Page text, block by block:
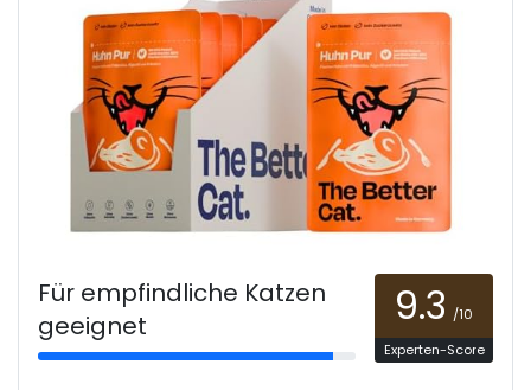
Für empfindliche Katzen
geeignet
9.3 /10
Experten-Score